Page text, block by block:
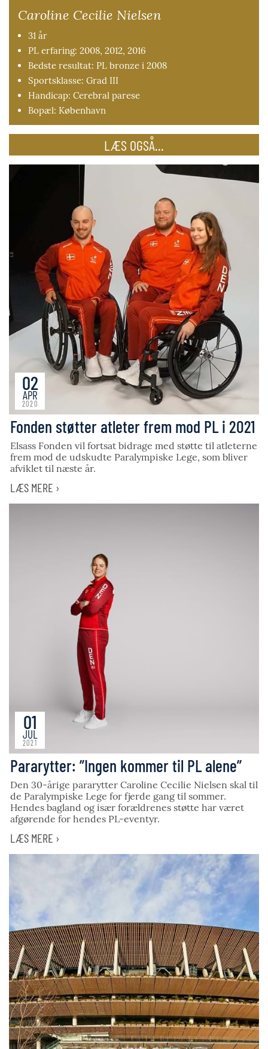
Caroline Cecilie Nielsen
31 år
PL erfaring: 2008, 2012, 2016
Bedste resultat: PL bronze i 2008
Sportsklasse: Grad III
Handicap: Cerebral parese
Bopæl: København
LÆS OGSÅ...
02
APR
2020
Fonden støtter atleter frem mod PL i 2021
Elsass Fonden vil fortsat bidrage med støtte til atleterne
frem mod de udskudte Paralympiske Lege, som bliver
afviklet til næste år.
LÆS MERE ›
01
JUL
2021
Pararytter: ”Ingen kommer til PL alene”
Den 30-årige pararytter Caroline Cecilie Nielsen skal til
de Paralympiske Lege for fjerde gang til sommer.
Hendes bagland og især forældrenes støtte har været
afgørende for hendes PL-eventyr.
LÆS MERE ›